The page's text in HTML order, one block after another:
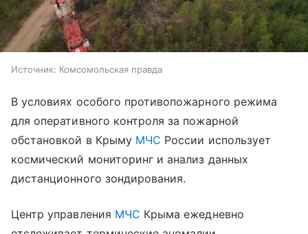
Источник: Комсомольская правда
В условиях особого противопожарного режима
для оперативного контроля за пожарной
обстановкой в Крыму МЧС России использует
космический мониторинг и анализ данных
дистанционного зондирования.
Центр управления МЧС Крыма ежедневно